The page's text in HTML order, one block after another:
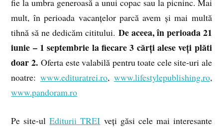
fie la umbra generoasă a unui copac sau la picninc. Mai
mult, în perioada vacanțelor parcă avem și mai multă
tihnă să ne dedicăm cititului. De aceea, în perioada 21
iunie – 1 septembrie la fiecare 3 cărți alese veți plăti
doar 2.Oferta este valabilă pentru toate cele site-uri ale
noatre: www.edituratrei.ro, www.lifestylepublishing.ro,
www.pandoram.ro
Pe site-ulEditurii TREI veți găsi cele mai interesante